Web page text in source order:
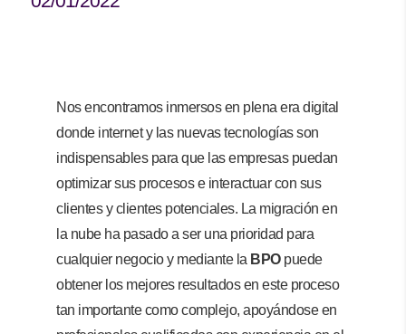
Nos encontramos inmersos en plena era digital
donde internet y las nuevas tecnologías son
indispensables para que las empresas puedan
optimizar sus procesos e interactuar con sus
clientes y clientes potenciales. La migración en
la nube ha pasado a ser una prioridad para
cualquier negocio y mediante la BPOpuede
obtener los mejores resultados en este proceso
tan importante como complejo, apoyándose en